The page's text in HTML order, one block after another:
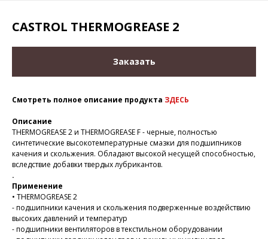
CASTROL THERMOGREASE 2
Заказать
Смотреть полное описание продукта ЗДЕСЬ
Описание
THERMOGREASE 2 и THERMOGREASE F - черные, полностью
синтетические высокотемпературные смазки для подшипников
качения и скольжения. Обладают высокой несущей способностью,
вследствие добавки твердых лубрикантов.
.
Применение
• THERMOGREASE 2
- подшипники качения и скольжения подверженные воздействию
высоких давлений и температур
- подшипники вентиляторов в текстильном оборудовании